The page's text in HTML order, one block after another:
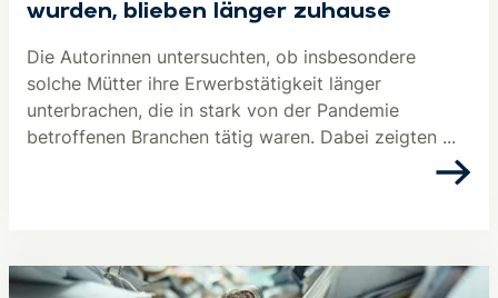
wurden, blieben länger zuhause
Die Autorinnen untersuchten, ob insbesondere
solche Mütter ihre Erwerbstätigkeit länger
unterbrachen, die in stark von der Pandemie
betroffenen Branchen tätig waren. Dabei zeigten ...